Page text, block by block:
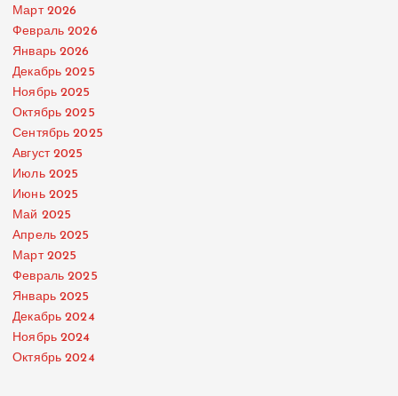
Март 2026
Февраль 2026
Январь 2026
Декабрь 2025
Ноябрь 2025
Октябрь 2025
Сентябрь 2025
Август 2025
Июль 2025
Июнь 2025
Май 2025
Апрель 2025
Март 2025
Февраль 2025
Январь 2025
Декабрь 2024
Ноябрь 2024
Октябрь 2024